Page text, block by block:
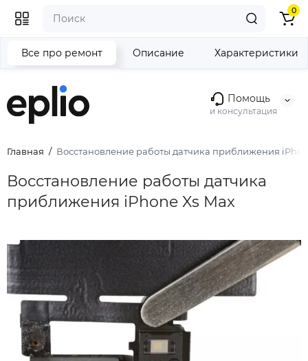
Помощь
и консультация
0
Главная Восстановление работы датчика приближения
Восстановление работы датчика
приближения iPhone Xs Max
Все про ремонт Описание Характеристики